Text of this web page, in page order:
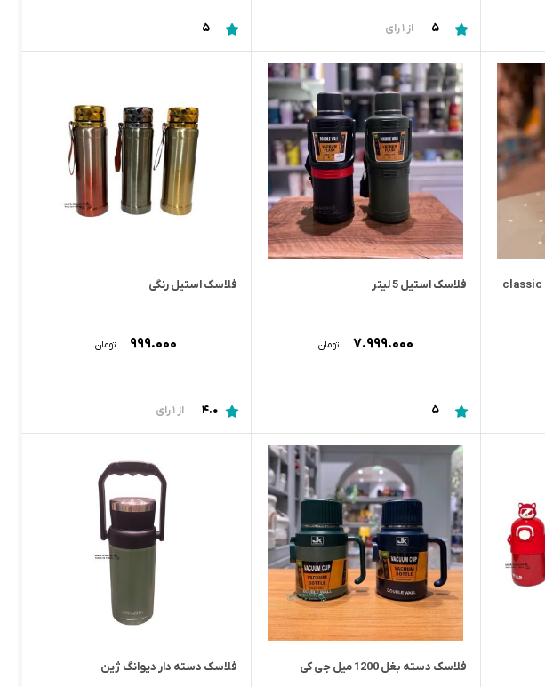
5 از 1 رای 5
فلاسک استیل 5 لیتر
۷.۹۹۹.۰۰۰ تومان
5
فلاسک استیل رنگی
۹۹۹.۰۰۰ تومان
4.0 از 1 رای
فلاسک دسته بغل 1200 میل جی کی فلاسک دسته دار دیوانگ ژین